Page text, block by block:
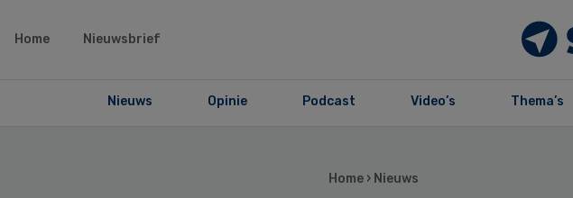
Home Nieuwsbrief
Nieuws Opinie Podcast Video’s Thema’s
Home › Nieuws